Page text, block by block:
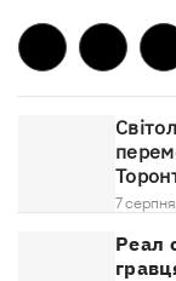
7 серпня,
Реал